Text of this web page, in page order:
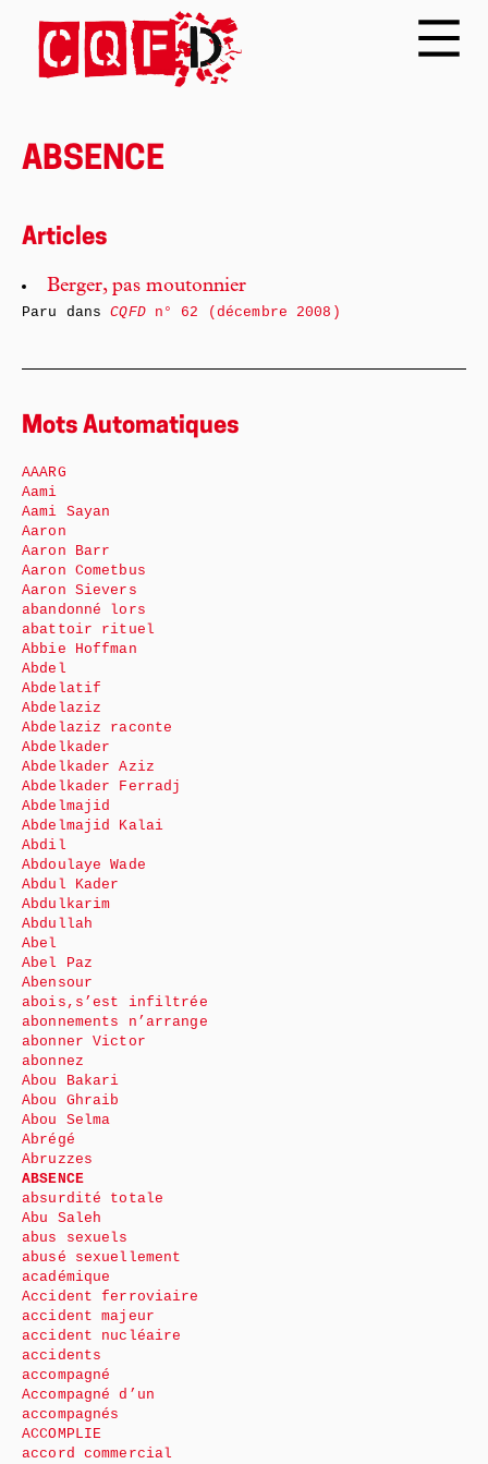
ABSENCE
Articles
Berger, pas moutonnier
Paru dansCQFDn° 62 (décembre 2008)
Mots Automatiques
AAARG
Aami
Aami Sayan
Aaron
Aaron Barr
Aaron Cometbus
Aaron Sievers
abandonné lors
abattoir rituel
Abbie Hoffman
Abdel
Abdelatif
Abdelaziz
Abdelaziz raconte
Abdelkader
Abdelkader Aziz
Abdelkader Ferradj
Abdelmajid
Abdelmajid Kalai
Abdil
Abdoulaye Wade
Abdul Kader
Abdulkarim
Abdullah
Abel
Abel Paz
Abensour
abois,s’est infiltrée
abonnements n’arrange
abonner Victor
abonnez
Abou Bakari
Abou Ghraib
Abou Selma
Abrégé
Abruzzes
ABSENCE
absurdité totale
Abu Saleh
abus sexuels
abusé sexuellement
académique
Accident ferroviaire
accident majeur
accident nucléaire
accidents
accompagné
Accompagné d’un
accompagnés
ACCOMPLIE
accord commercial